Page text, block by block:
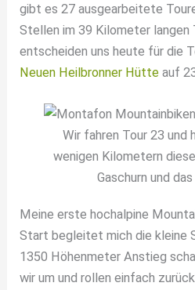
gibt es 27 ausgearbeitete
Stellen im 39 Kilometer langen
entscheiden uns heute für die
Neuen Heilbronner Hütte auf
Wir fahren Tour 23 und
wenigen Kilometern
Gaschurn und
Meine erste hochalpine
Start begleitet mich die kleine
1350 Höhenmeter Anstieg
wir um und rollen einfach